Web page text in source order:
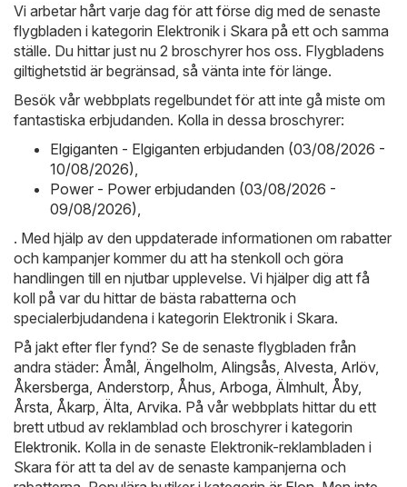
Vi arbetar hårt varje dag för att förse dig med de senaste
flygbladen i kategorin Elektronik i Skara på ett och samma
ställe. Du hittar just nu 2 broschyrer hos oss. Flygbladens
giltighetstid är begränsad, så vänta inte för länge.
Besök vår webbplats regelbundet för att inte gå miste om
fantastiska erbjudanden. Kolla in dessa broschyrer:
Elgiganten - Elgiganten erbjudanden (03/08/2026 -
10/08/2026)
Power - Power erbjudanden (03/08/2026 -
09/08/2026)
. Med hjälp av den uppdaterade informationen om rabatter
och kampanjer kommer du att ha stenkoll och göra
handlingen till en njutbar upplevelse. Vi hjälper dig att få
koll på var du hittar de bästa rabatterna och
specialerbjudandena i kategorin Elektronik i Skara.
På jakt efter fler fynd? Se de senaste flygbladen från
andra städer: Åmål Ängelholm Alingsås Alvesta Arlöv,
Åkersberga Anderstorp Åhus Arboga Älmhult Åby,
Årsta Åkarp Älta Arvika. På vår webbplats hittar du ett
brett utbud av reklamblad och broschyrer i kategorin
Elektronik. Kolla in de senaste Elektronik-reklambladen i
Skara för att ta del av de senaste kampanjerna och